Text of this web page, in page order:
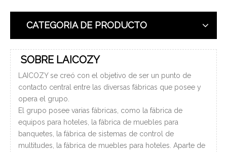
CATEGORIA DE PRODUCTO
SOBRE LAICOZY
LAICOZY se creó con el objetivo de ser un punto de
contacto central entre las diversas fábricas que posee y
opera el grupo.
El grupo posee varias fábricas, como la fábrica de
equipos para hoteles, la fábrica de muebles para
banquetes, la fábrica de sistemas de control de
multitudes, la fábrica de muebles para hoteles. Aparte de